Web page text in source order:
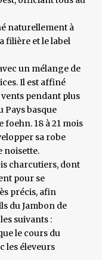
naturellement à
filière et le label
un mélange de
Il est affiné
pendant plus
Pays basque
foehn. 18 à 21 mois
sa robe
noisette.
charcutiers, dont
pour se
précis, afin
du Jambon de
suivants :
le cours du
les éleveurs